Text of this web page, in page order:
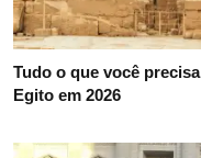
Tudo o que você
Egito em 2026